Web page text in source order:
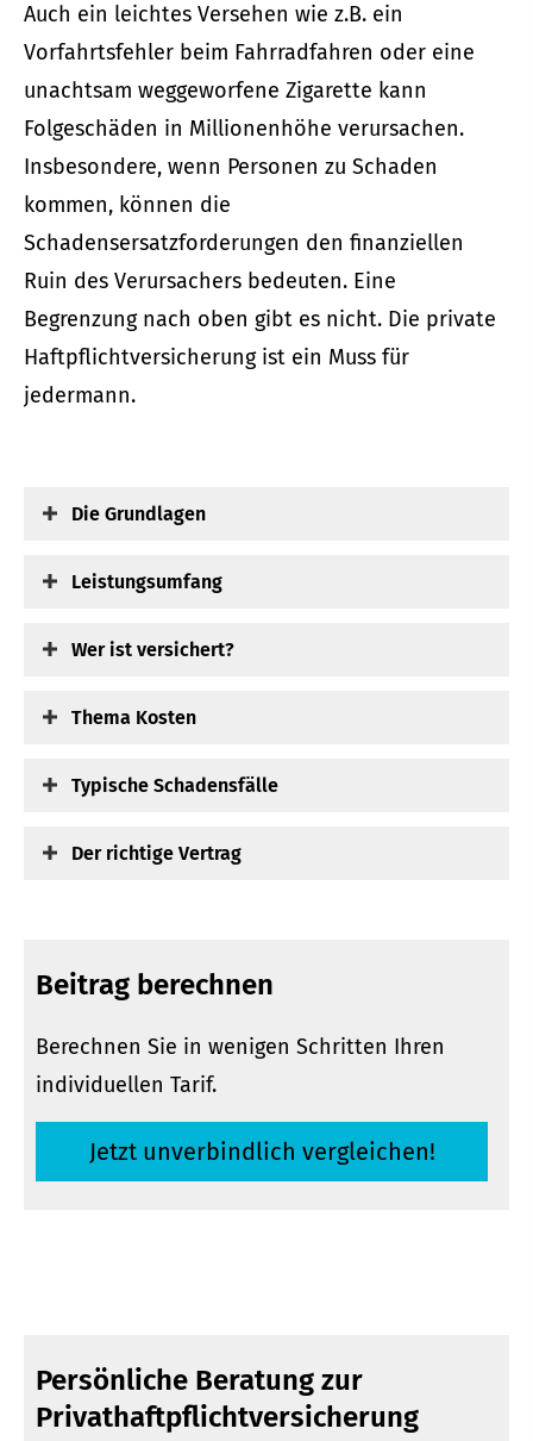
Auch ein leichtes Versehen wie z.B. ein
Vorfahrtsfehler beim Fahrradfahren oder eine
unachtsam weggeworfene Zigarette kann
Folgeschäden in Millionenhöhe verursachen.
Insbesondere, wenn Per­sonen zu Schaden
kommen, können die
Schadensersatzforderungen den finanziellen
Ruin des Verursachers bedeuten. Eine
Begrenzung nach oben gibt es nicht. Die private
Haft­pflichtversicherung ist ein Muss für
jedermann.
Die Grundlagen
Leistungsumfang
Wer ist versichert?
Thema Kosten
Typische Schadensfälle
Der richtige Vertrag
Beitrag berechnen
Berechnen Sie in wenigen Schritten Ihren
individuellen Tarif.
Jetzt unverbindlich ver­gleichen!
Persönliche Beratung zur
Privathaftpflichtversicherung